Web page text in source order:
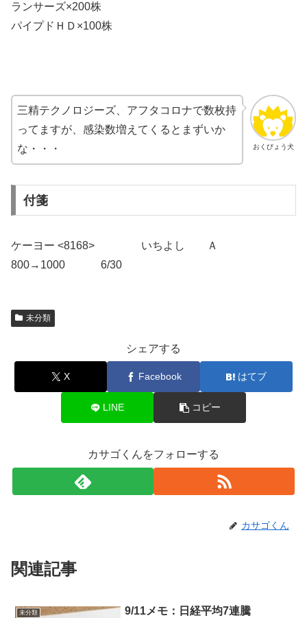
ランサーズ×200株
パイプドＨＤ×100株
おくびょう犬
三精テクノロジーズ、アフタコロナで数枚持
ってますが、感染数増えてくるとまずいか
な・・・
付箋
ケーヨー <8168> いちよし Ａ
800→1000 6/30
未分類
シェアする
X Facebook はてブ
LINE コピー
カサゴくんをフォローする
カサゴくん
関連記事
未分類 9/11メモ：日経平均7連騰